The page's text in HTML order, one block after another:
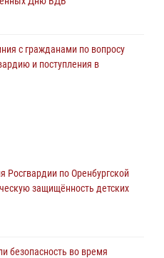
с гражданами по вопросу
и поступления в
на праздновании Дня
Росгвардии по Оренбургской
защищённость детских
безопасность во время